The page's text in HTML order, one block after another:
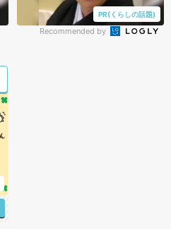
PR(くらしの話題)
Recommended by